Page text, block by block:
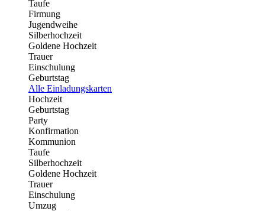
Taufe
Firmung
Jugendweihe
Silberhochzeit
Goldene Hochzeit
Trauer
Einschulung
Geburtstag
Alle Einladungskarten
Hochzeit
Geburtstag
Party
Konfirmation
Kommunion
Taufe
Silberhochzeit
Goldene Hochzeit
Trauer
Einschulung
Umzug